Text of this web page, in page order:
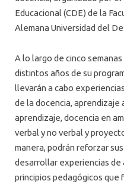
Educacional (CDE) de la
Alemana Universidad del
A lo largo de cinco
distintos años de su
llevarán a cabo
de la docencia, aprendizaje
aprendizaje, docencia en
verbal y no verbal y
manera, podrán reforzar
desarrollar experiencias de
principios pedagógicos